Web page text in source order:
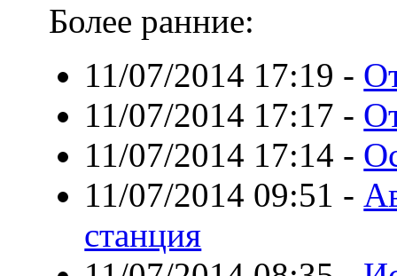
Более ранние:
11/07/2014 17:19 -
11/07/2014 17:17 -
11/07/2014 17:14 -
11/07/2014 09:51 -
станция